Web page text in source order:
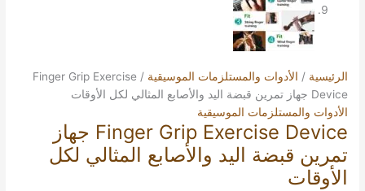
الرئيسية / الأدوات والمستلزمات الموسيقية
/ Finger Grip Exercise
Device جهاز تمرين قبضة اليد والأصابع المثالي لكل الأوقات
الأدوات والمستلزمات الموسيقية
Finger Grip Exercise Device جهاز
تمرين قبضة اليد والأصابع المثالي لكل
الأوقات